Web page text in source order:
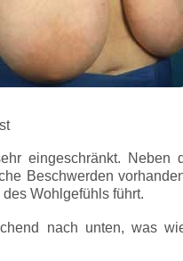
eingeschränkt. Neben
Beschwerden
Wohlgefühls führt.
nach unten, was